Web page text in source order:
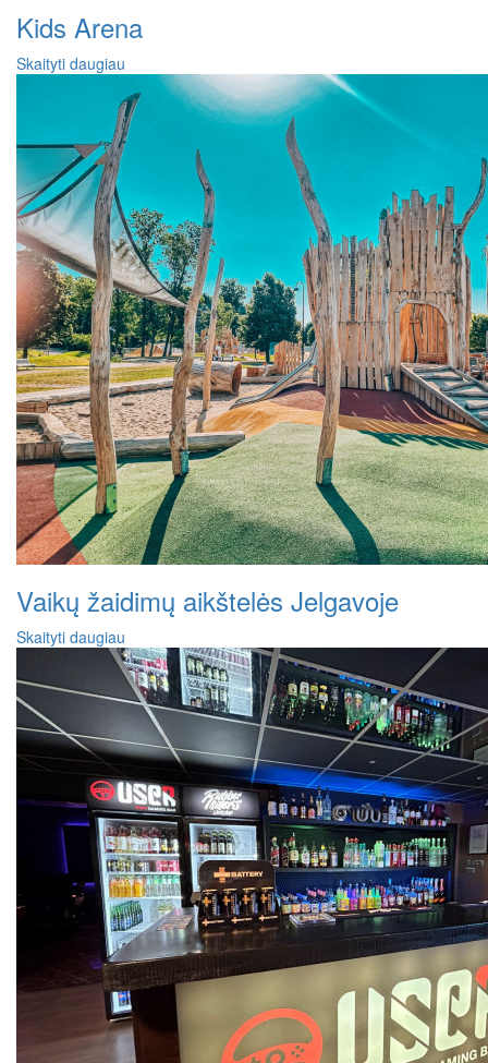
Kids Arena
Skaityti daugiau
Vaikų žaidimų aikštelės Jelgavoje
Skaityti daugiau